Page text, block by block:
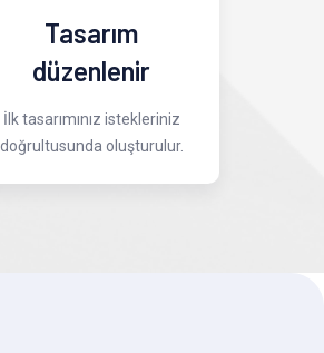
Tasarım
düzenlenir
İlk tasarımınız istekleriniz
doğrultusunda oluşturulur.